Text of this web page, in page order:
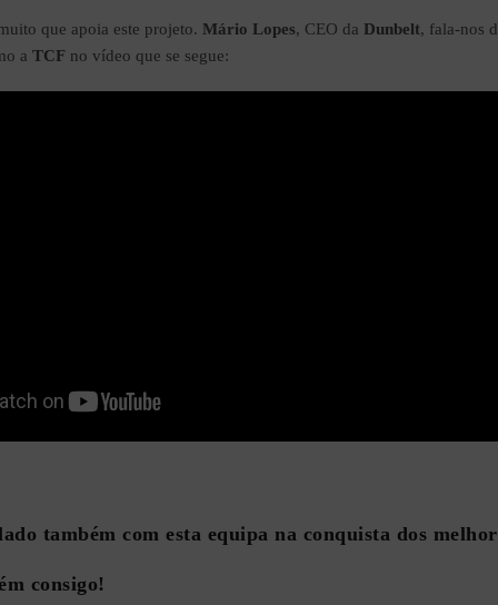
que apoia este projeto. Mário Lopes, CEO da Dunbelt, fala-nos
a TCFno vídeo que se segue:
também com esta equipa na conquista dos
consigo!